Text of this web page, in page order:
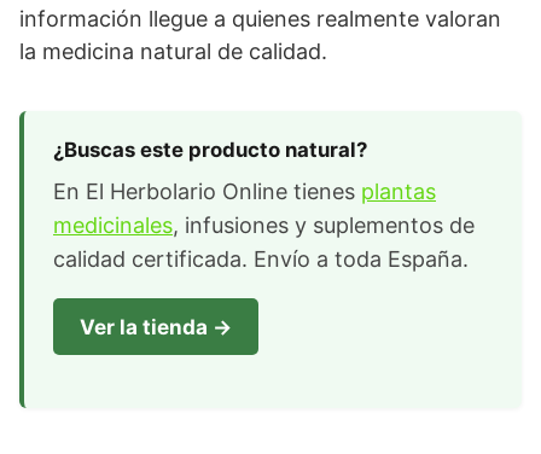
información llegue a quienes realmente valoran
la medicina natural de calidad.
¿Buscas este producto natural?
En El Herbolario Online tienes plantas
medicinales, infusiones y suplementos de
calidad certificada. Envío a toda España.
Ver la tienda →